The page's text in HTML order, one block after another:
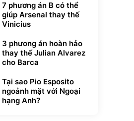
7 phương án B có thể
giúp Arsenal thay thế
Vinicius
3 phương án hoàn hảo
thay thế Julian Alvarez
cho Barca
Tại sao Pio Esposito
ngoảnh mặt với Ngoại
hạng Anh?